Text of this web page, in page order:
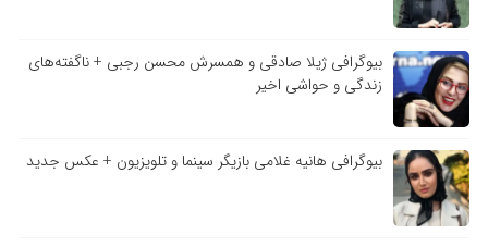
بیوگرافی ژیلا صادقی و همسرش محسن رجبی + ناگفته‌های
زندگی و حواشی اخیر
بیوگرافی هانیه غلامی بازیگر سینما و تلویزیون + عکس جدید